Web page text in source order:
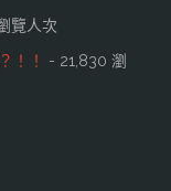
覽人次
！！
- 21,830 瀏